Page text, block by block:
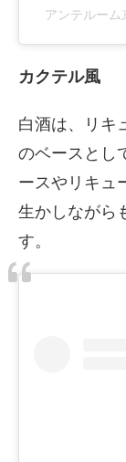
アンテルー
カクテル風
白酒は、リキ
のベースとし
ースやリキュ
生かしながら
す。